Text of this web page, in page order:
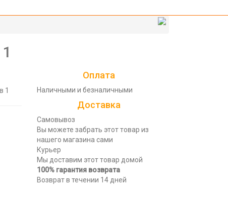
1
Оплата
Наличными и безналичными
Доставка
Самовывоз
Вы можете забрать этот товар из
нашего магазина сами
Курьер
Мы доставим этот товар домой
100% гарантия возврата
Возврат в течении 14 дней